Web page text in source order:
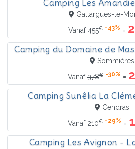
Camping Les
Gallargues-le-
Vanaf455€ -43% =
Camping du Domaine de
Sommières
Vanaf378€ -30% =
Camping Sunêlia La
Cendras
Vanaf210€ -29% =
Camping Les Avignon -